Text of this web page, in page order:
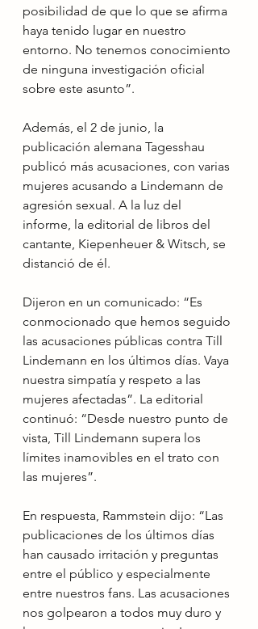
posibilidad de que lo que se afirma
haya tenido lugar en nuestro
entorno. No tenemos conocimiento
de ninguna investigación oficial
sobre este asunto”.
Además, el 2 de junio, la
publicación alemana Tagesshau
publicó más acusaciones, con varias
mujeres acusando a Lindemann de
agresión sexual. A la luz del
informe, la editorial de libros del
cantante, Kiepenheuer & Witsch, se
distanció de él.
Dijeron en un comunicado: “Es
conmocionado que hemos seguido
las acusaciones públicas contra Till
Lindemann en los últimos días. Vaya
nuestra simpatía y respeto a las
mujeres afectadas”. La editorial
continuó: “Desde nuestro punto de
vista, Till Lindemann supera los
límites inamovibles en el trato con
las mujeres”.
En respuesta, Rammstein dijo: “Las
publicaciones de los últimos días
han causado irritación y preguntas
entre el público y especialmente
entre nuestros fans. Las acusaciones
nos golpearon a todos muy duro y